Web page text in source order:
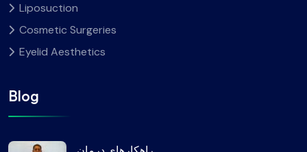
Liposuction
Cosmetic Surgeries
Eyelid Aesthetics
Blog